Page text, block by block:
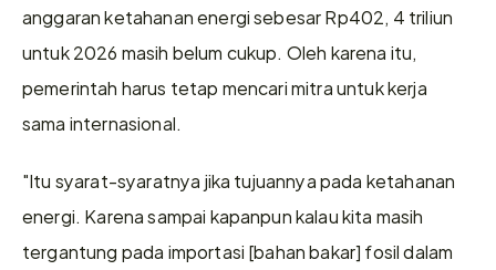
anggaran ketahanan energi sebesar Rp402, 4 triliun
untuk 2026 masih belum cukup. Oleh karena itu,
pemerintah harus tetap mencari mitra untuk kerja
sama internasional.
"Itu syarat-syaratnya jika tujuannya pada ketahanan
energi. Karena sampai kapanpun kalau kita masih
tergantung pada importasi [bahan bakar] fosil dalam